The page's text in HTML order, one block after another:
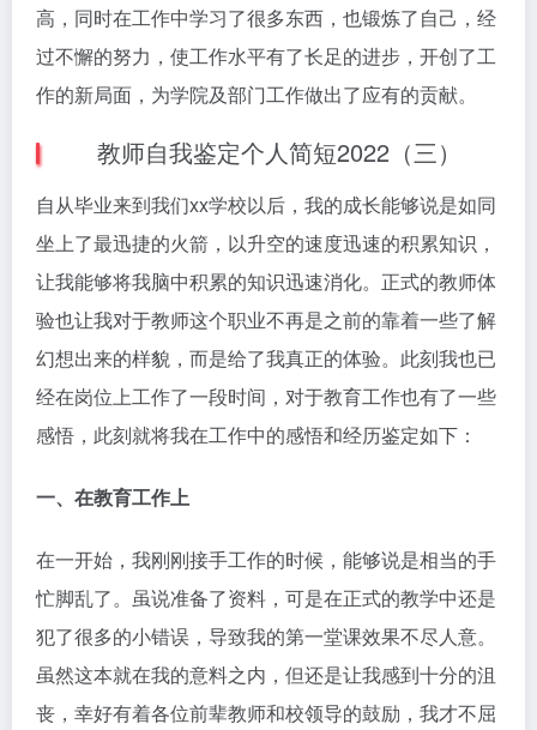
高，同时在工作中学习了很多东西，也锻炼了自己，经
过不懈的努力，使工作水平有了长足的进步，开创了工
作的新局面，为学院及部门工作做出了应有的贡献。
教师自我鉴定个人简短2022（三）
自从毕业来到我们xx学校以后，我的成长能够说是如同
坐上了最迅捷的火箭，以升空的速度迅速的积累知识，
让我能够将我脑中积累的知识迅速消化。正式的教师体
验也让我对于教师这个职业不再是之前的靠着一些了解
幻想出来的样貌，而是给了我真正的体验。此刻我也已
经在岗位上工作了一段时间，对于教育工作也有了一些
感悟，此刻就将我在工作中的感悟和经历鉴定如下：
一、在教育工作上
在一开始，我刚刚接手工作的时候，能够说是相当的手
忙脚乱了。虽说准备了资料，可是在正式的教学中还是
犯了很多的小错误，导致我的第一堂课效果不尽人意。
虽然这本就在我的意料之内，但还是让我感到十分的沮
丧，幸好有着各位前辈教师和校领导的鼓励，我才不屈